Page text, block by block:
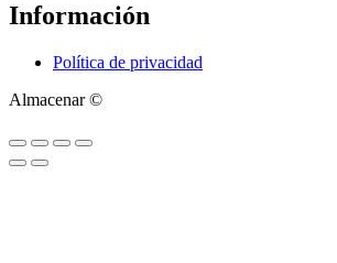
Información
Política de privacidad
Almacenar ©